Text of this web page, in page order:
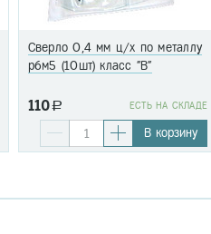
Сверло 0,4 мм ц/х по металлу
р6м5 (10шт) класс "В"
110a EСТЬ НА СКЛАДЕ
В корзину